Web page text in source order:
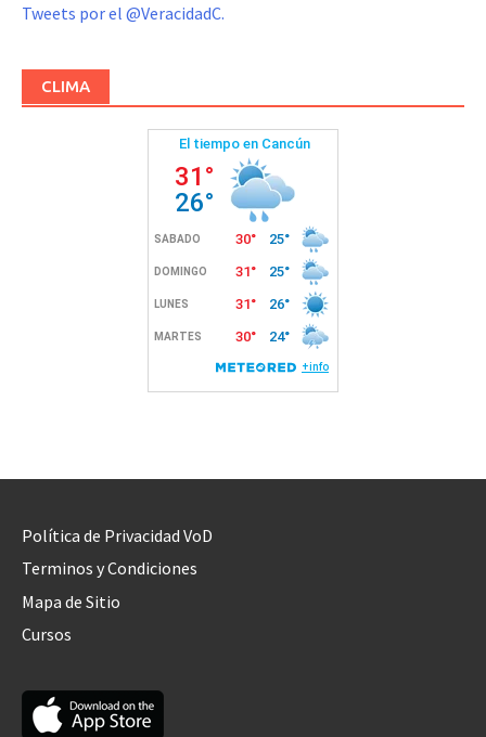
Tweets por el @VeracidadC.
CLIMA
Política de Privacidad VoD
Terminos y Condiciones
Mapa de Sitio
Cursos